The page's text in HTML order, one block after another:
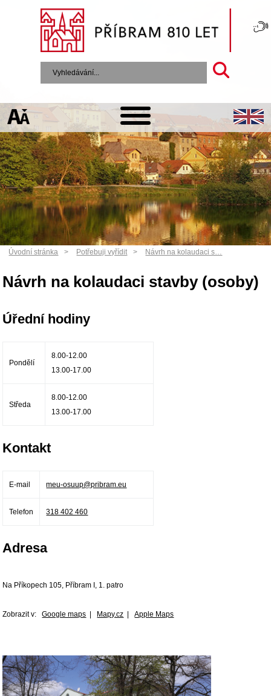
Úvodní stránka Potřebuji vyřídit Návrh na kolaudaci s…
Návrh na kolaudaci stavby (osoby)
Úřední hodiny
Pondělí
8.00-12.00
13.00-17.00
Středa
8.00-12.00
13.00-17.00
Kontakt
E-mail meu-osuup@pribram.eu
Telefon 318 402 460
Adresa
Na Příkopech 105, Příbram I, 1. patro
Zobrazit v:Google maps Mapy.cz |Apple Maps